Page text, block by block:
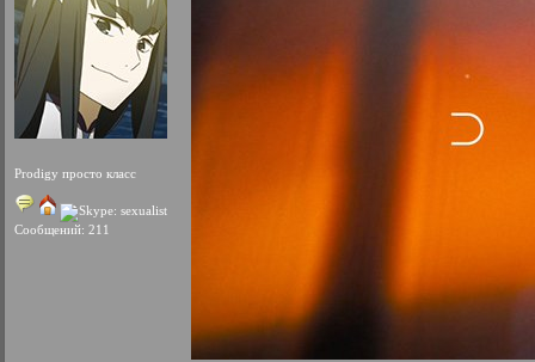
Prodigy просто класс
Сообщений: 211